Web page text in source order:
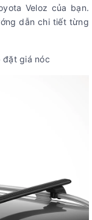
Veloz của bạn.
dẫn chi tiết từng
đặt giá nóc